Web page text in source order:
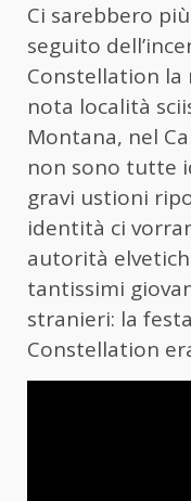
Ci sarebbero
seguito
Constellation la
nota località
Montana, nel
non sono tutte
gravi ustioni
identità ci
autorità
tantissimi
stranieri: la
Constellation